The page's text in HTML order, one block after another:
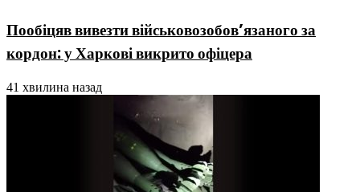
Пообіцяв вивезти військовозобов’язаного за
кордон: у Харкові викрито офіцера
41 хвилина назад